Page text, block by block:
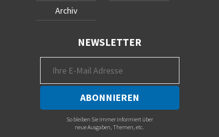
Archiv
NEWSLETTER
So bleiben Sie immer informiert über
neue Ausgaben, Themen, etc.